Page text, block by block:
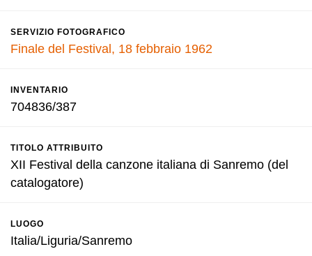
SERVIZIO FOTOGRAFICO
Finale del Festival, 18 febbraio 1962
INVENTARIO
704836/387
TITOLO ATTRIBUITO
XII Festival della canzone italiana di Sanremo (del
catalogatore)
LUOGO
Italia/Liguria/Sanremo